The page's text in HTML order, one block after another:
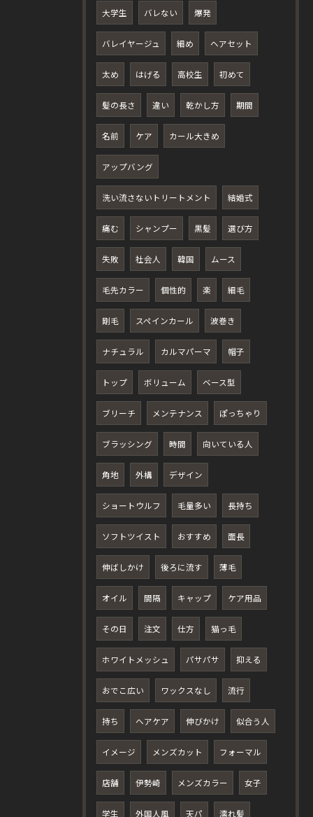
大学生 バレない 爆発
バレイヤージュ 細め ヘアセット
太め はげる 高校生 初めて
髪の長さ 違い 乾かし方 期間
名前 ケア カール大きめ
アップバング
洗い流さないトリートメント 結婚式
痛む シャンプー 黒髪 選び方
失敗 社会人 韓国 ムース
毛先カラー 個性的 楽 細毛
剛毛 スペインカール 波巻き
ナチュラル カルマパーマ 帽子
トップ ボリューム ベース型
ブリーチ メンテナンス ぽっちゃり
ブラッシング 時間 向いている人
角地 外構 デザイン
ショートウルフ 毛量多い 長持ち
ソフトツイスト おすすめ 面長
伸ばしかけ 後ろに流す 薄毛
オイル 間隔 キャップ ケア用品
その日 注文 仕方 猫っ毛
ホワイトメッシュ パサパサ 抑える
おでこ広い ワックスなし 流行
持ち ヘアケア 伸びかけ 似合う人
イメージ メンズカット フォーマル
店舗 伊勢崎 メンズカラー 女子
学生 外国人風 天パ 濡れ髪